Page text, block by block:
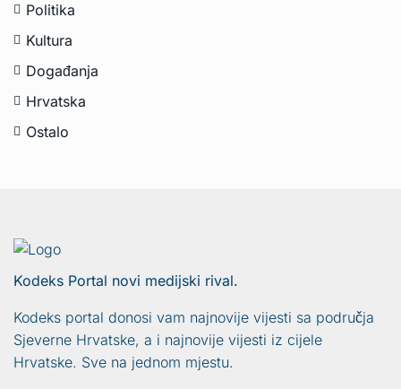
Politika
Kultura
Događanja
Hrvatska
Ostalo
Kodeks Portal novi medijski rival.
Kodeks portal donosi vam najnovije vijesti sa područja
Sjeverne Hrvatske, a i najnovije vijesti iz cijele
Hrvatske. Sve na jednom mjestu.